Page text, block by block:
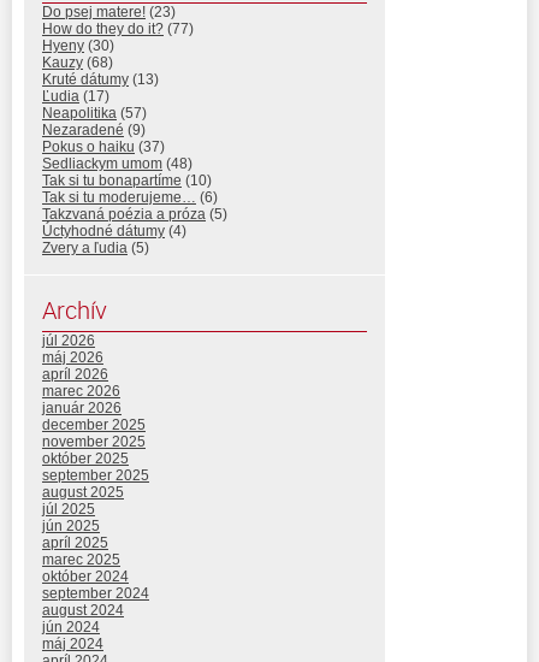
Do psej matere! (23)
How do they do it? (77)
Hyeny (30)
Kauzy (68)
Kruté dátumy (13)
Ľudia (17)
Neapolitika (57)
Nezaradené (9)
Pokus o haiku (37)
Sedliackym umom (48)
Tak si tu bonapartíme (10)
Tak si tu moderujeme… (6)
Takzvaná poézia a próza (5)
Úctyhodné dátumy (4)
Zvery a ľudia (5)
Archív
júl 2026
máj 2026
apríl 2026
marec 2026
január 2026
december 2025
november 2025
október 2025
september 2025
august 2025
júl 2025
jún 2025
apríl 2025
marec 2025
október 2024
september 2024
august 2024
jún 2024
máj 2024